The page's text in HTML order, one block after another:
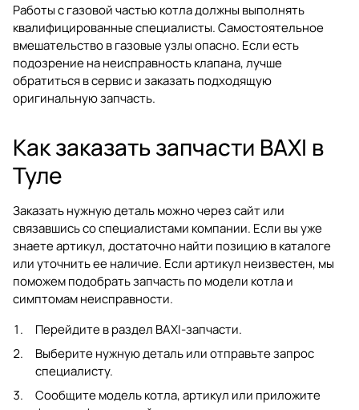
Работы с газовой частью котла должны выполнять
квалифицированные специалисты. Самостоятельное
вмешательство в газовые узлы опасно. Если есть
подозрение на неисправность клапана, лучше
обратиться в сервис и заказать подходящую
оригинальную запчасть.
Как заказать запчасти BAXI в
Туле
Заказать нужную деталь можно через сайт или
связавшись со специалистами компании. Если вы уже
знаете артикул, достаточно найти позицию в каталоге
или уточнить ее наличие. Если артикул неизвестен, мы
поможем подобрать запчасть по модели котла и
симптомам неисправности.
Перейдите в раздел BAXI-запчасти.
Выберите нужную деталь или отправьте запрос
специалисту.
Сообщите модель котла, артикул или приложите